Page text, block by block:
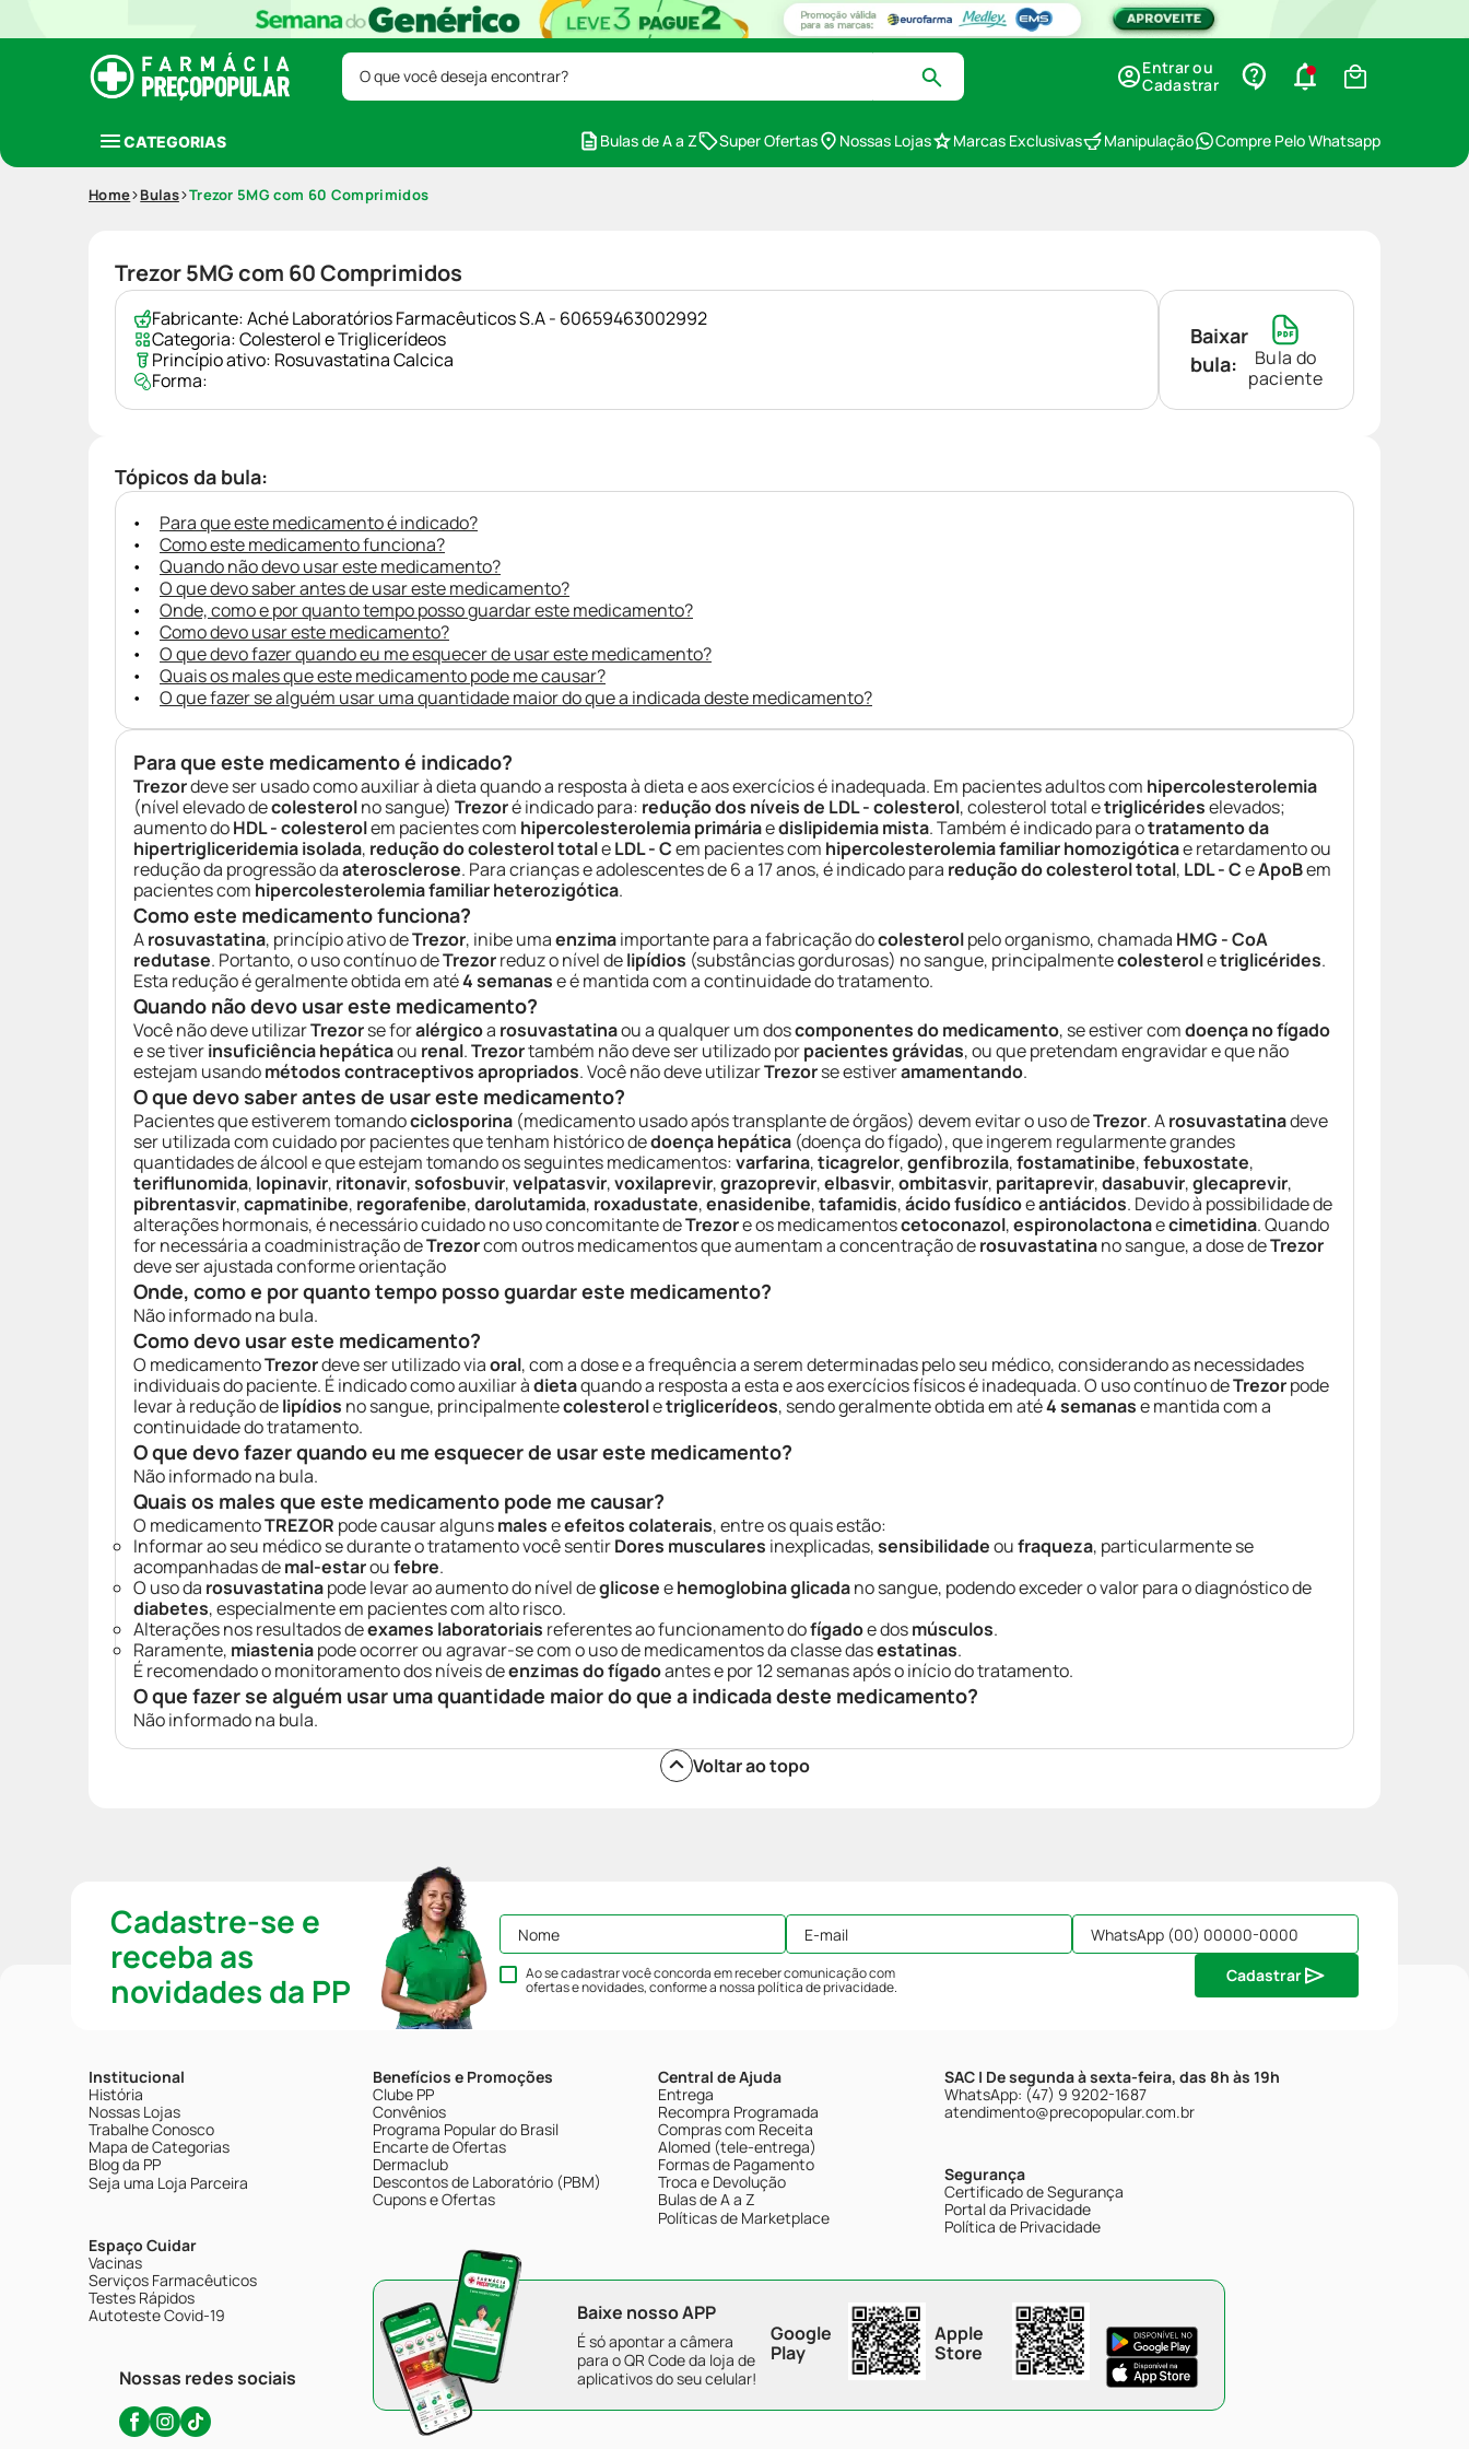
O que você deseja encontrar?
Entrar ou
Cadastrar
CATEGORIAS Bulas de A a Z Super Ofertas Nossas Lojas Marcas Exclusivas Manipulação Compre Pelo Whatsapp
Home Bulas Trezor 5MG com 60 Comprimidos
Trezor 5MG com 60 Comprimidos
Fabricante:Aché Laboratórios Farmacêuticos S.A - 60659463002992
Categoria:Colesterol e Triglicerídeos
Princípio ativo: Rosuvastatina Calcica
Forma:
Baixar
bula:
Bula do
paciente
Tópicos da bula:
Para que este medicamento é indicado?
Como este medicamento funciona?
Quando não devo usar este medicamento?
O que devo saber antes de usar este medicamento?
Onde, como e por quanto tempo posso guardar este medicamento?
Como devo usar este medicamento?
O que devo fazer quando eu me esquecer de usar este medicamento?
Quais os males que este medicamento pode me causar?
O que fazer se alguém usar uma quantidade maior do que a indicada deste medicamento?
Para que este medicamento é indicado?
Trezordeve ser usado como auxiliar à dieta quando a resposta à dieta e aos exercícios é inadequada. Em pacientes adultos com hipercolesterolemia
(nível elevado decolesterolno sangue) Trezoré indicado para: redução dos níveis de LDL - colesterol, colesterol total etriglicérideselevados;
aumento doHDL - colesterolem pacientes com hipercolesterolemia primáriaedislipidemia mista. Também é indicado para otratamento da
hipertrigliceridemia isolada, redução do colesterol totaleLDL - Cem pacientes com hipercolesterolemia familiar homozigóticae retardamento ou
redução da progressão daaterosclerose. Para crianças e adolescentes de 6 a 17 anos, é indicado para redução do colesterol total, LDL - CeApoBem
pacientes com hipercolesterolemia familiar heterozigótica.
Como este medicamento funciona?
Arosuvastatina, princípio ativo deTrezor, inibe umaenzimaimportante para a fabricação docolesterolpelo organismo, chamada HMG - CoA
redutase. Portanto, o uso contínuo deTrezorreduz o nível delipídios (substâncias gordurosas) no sangue, principalmentecolesteroletriglicérides.
Esta redução é geralmente obtida em até4 semanase é mantida com a continuidade do tratamento.
Quando não devo usar este medicamento?
Você não deve utilizarTrezorse foralérgicoa rosuvastatinaou a qualquer um doscomponentes do medicamento, se estiver comdoença no fígado
e se tiverinsuficiência hepáticaou renal.Trezortambém não deve ser utilizado porpacientes grávidas, ou que pretendam engravidar e que não
estejam usandométodos contraceptivos apropriados. Você não deve utilizarTrezorse estiveramamentando.
O que devo saber antes de usar este medicamento?
Pacientes que estiverem tomandociclosporina (medicamento usado após transplante de órgãos) devem evitar o uso deTrezor. Arosuvastatinadeve
ser utilizada com cuidado por pacientes que tenham histórico dedoença hepática (doença do fígado), que ingerem regularmente grandes
quantidades de álcool e que estejam tomando os seguintes medicamentos:varfarina,ticagrelor,genfibrozila,fostamatinibe,febuxostate,
teriflunomida, lopinavir, ritonavir,sofosbuvir,velpatasvir,voxilaprevir,grazoprevir,elbasvir,ombitasvir, paritaprevir,dasabuvir,glecaprevir,
pibrentasvir,capmatinibe, regorafenibe,darolutamida, roxadustate,enasidenibe,tafamidis,ácido fusídicoeantiácidos. Devido à possibilidade de
alterações hormonais, é necessário cuidado no uso concomitante deTrezore os medicamentoscetoconazol,espironolactonaecimetidina. Quando
for necessária a coadministração deTrezorcom outros medicamentos que aumentam a concentração derosuvastatinano sangue, a dose deTrezor
deve ser ajustada conforme orientação
Onde, como e por quanto tempo posso guardar este medicamento?
Não informado na bula.
Como devo usar este medicamento?
O medicamentoTrezordeve ser utilizado viaoral, com a dose e a frequência a serem determinadas pelo seu médico, considerando as necessidades
individuais do paciente. É indicado como auxiliar àdietaquando a resposta a esta e aos exercícios físicos é inadequada. O uso contínuo deTrezorpode
levar à redução delipídios no sangue, principalmentecolesteroletriglicerídeos, sendo geralmente obtida em até4 semanase mantida com a
continuidade do tratamento.
O que devo fazer quando eu me esquecer de usar este medicamento?
Não informado na bula.
Quais os males que este medicamento pode me causar?
O medicamentoTREZOR pode causar algunsmaleseefeitos colaterais, entre os quais estão:
Informar ao seu médico se durante o tratamento você sentirDores musculares inexplicadas,sensibilidadeoufraqueza, particularmente se
acompanhadas demal-estaroufebre.
O uso da rosuvastatinapode levar ao aumento do nível deglicoseehemoglobina glicadano sangue, podendo exceder o valor para o diagnóstico de
diabetes, especialmente em pacientes com alto risco.
Alterações nos resultados deexames laboratoriais referentes ao funcionamento dofígadoe dosmúsculos.
Raramente, miasteniapode ocorrer ou agravar-se com o uso de medicamentos da classe dasestatinas.
É recomendado o monitoramento dos níveis deenzimas do fígadoantes e por 12 semanas após o início do tratamento.
O que fazer se alguém usar uma quantidade maior do que a indicada deste medicamento?
Não informado na bula.
Voltar ao topo
Cadastre-se e
receba as
novidades da PP
Ao se cadastrar você concorda em receber comunicação com
ofertas e novidades, conforme a nossapolítica de privacidade.
Cadastrar
Institucional
História
Nossas Lojas
Trabalhe Conosco
Mapa de Categorias
Blog da PP
Seja uma Loja Parceira
Espaço Cuidar
Vacinas
Serviços Farmacêuticos
Testes Rápidos
Autoteste Covid-19
Nossas redes sociais
Benefícios e Promoções
Clube PP
Convênios
Programa Popular do Brasil
Encarte de Ofertas
Dermaclub
Descontos de Laboratório (PBM)
Cupons e Ofertas
Central de Ajuda
Entrega
Recompra Programada
Compras com Receita
Alomed (tele-entrega)
Formas de Pagamento
Troca e Devolução
Bulas de A a Z
Políticas de Marketplace
SAC | De segunda à sexta-feira, das 8h às 19h
WhatsApp: (47) 9 9202-1687
atendimento@precopopular.com.br
Segurança
Certificado de Segurança
Portal da Privacidade
Política de Privacidade
Baixe nosso APP
É só apontar a câmera
para o QR Code da loja de
aplicativos do seu celular!
Google
Play
Apple
Store